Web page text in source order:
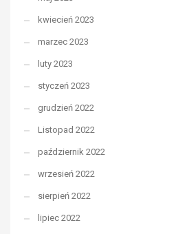
kwiecień 2023
marzec 2023
luty 2023
styczeń 2023
grudzień 2022
Listopad 2022
październik 2022
wrzesień 2022
sierpień 2022
lipiec 2022